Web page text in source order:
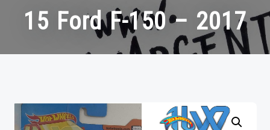
15 Ford F-150 – 2017